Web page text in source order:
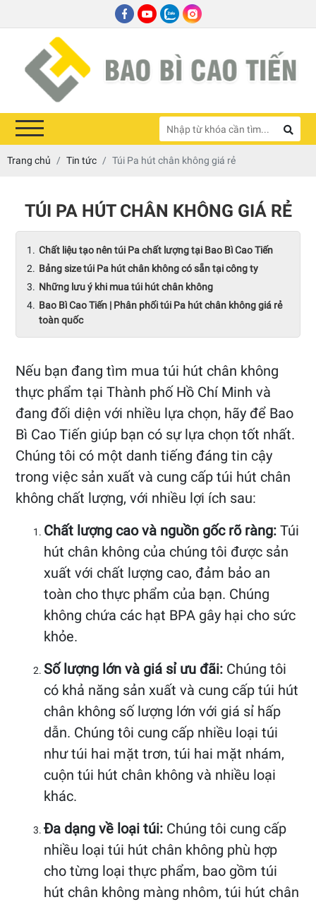
Trang chủ Tin tức Túi Pa hút chân không giá rẻ
TÚI PA HÚT CHÂN KHÔNG GIÁ RẺ
Chất liệu tạo nên túi Pa chất lượng tại Bao Bì Cao Tiến
Bảng size túi Pa hút chân không có sẵn tại công ty
Những lưu ý khi mua túi hút chân không
Bao Bì Cao Tiến | Phân phối túi Pa hút chân không giá rẻ
toàn quốc
Nếu bạn đang tìm mua túi hút chân không
thực phẩm tại Thành phố Hồ Chí Minh và
đang đối diện với nhiều lựa chọn, hãy để Bao
Bì Cao Tiến giúp bạn có sự lựa chọn tốt nhất.
Chúng tôi có một danh tiếng đáng tin cậy
trong việc sản xuất và cung cấp túi hút chân
không chất lượng, với nhiều lợi ích sau:
Chất lượng cao và nguồn gốc rõ ràng: Túi
hút chân không của chúng tôi được sản
xuất với chất lượng cao, đảm bảo an
toàn cho thực phẩm của bạn. Chúng
không chứa các hạt BPA gây hại cho sức
khỏe.
Số lượng lớn và giá sỉ ưu đãi: Chúng tôi
có khả năng sản xuất và cung cấp túi hút
chân không số lượng lớn với giá sỉ hấp
dẫn. Chúng tôi cung cấp nhiều loại túi
như túi hai mặt trơn, túi hai mặt nhám,
cuộn túi hút chân không và nhiều loại
khác.
Đa dạng về loại túi: Chúng tôi cung cấp
nhiều loại túi hút chân không phù hợp
cho từng loại thực phẩm, bao gồm túi
hút chân không màng nhôm, túi hút chân